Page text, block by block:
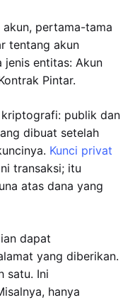
pertama-tama
tentang akun
jenis entitas: Akun
Pintar.
publik dan
dibuat setelah
Kunci privat
transaksi; itu
atas dana yang
dapat
yang diberikan.
satu. Ini
hanya